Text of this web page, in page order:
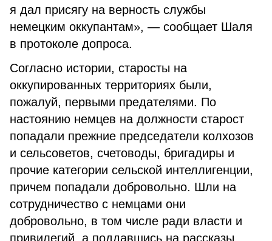
я дал присягу на верность службы
немецким оккупантам», — сообщает Шаля
в протоколе допроса.
Согласно истории, старосты на
оккупированных территориях были,
пожалуй, первыми предателями. По
настоянию немцев на должности старост
попадали прежние председатели колхозов
и сельсоветов, счетоводы, бригадиры и
прочие категории сельской интеллигенции,
причем попадали добровольно. Шли на
сотрудничество с немцами они
добровольно, в том числе ради власти и
привилегий, а поддавшись на рассказы